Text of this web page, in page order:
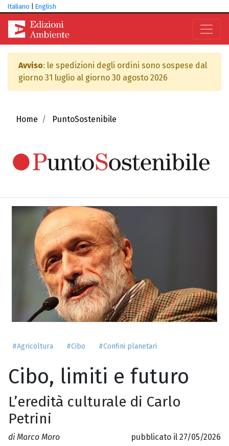
Italiano English
Avviso: le spedizioni degli ordini sono sospese dal
giorno 31 luglio al giorno 30 agosto 2026
Home PuntoSostenibile
#Agricoltura #Cibo #Confini planetari
Cibo, limiti e futuro
L’eredità culturale di Carlo
Petrini
di Marco Moro pubblicato il 27/05/2026